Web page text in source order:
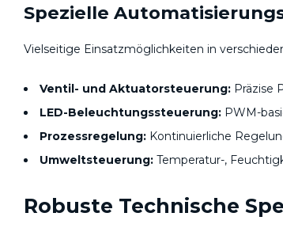
Spezielle
Vielseitige Einsatzmöglichkeiten in
Ventil- und Aktuatorsteuerung: Präzise
LED-Beleuchtungssteuerung: PWM-
Prozessregelung: Kontinuierliche
Umweltsteuerung: Temperatur-,
Robuste Technische